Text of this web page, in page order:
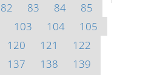
82 83 84
85
103 104
105
120 121
122
137 138
139